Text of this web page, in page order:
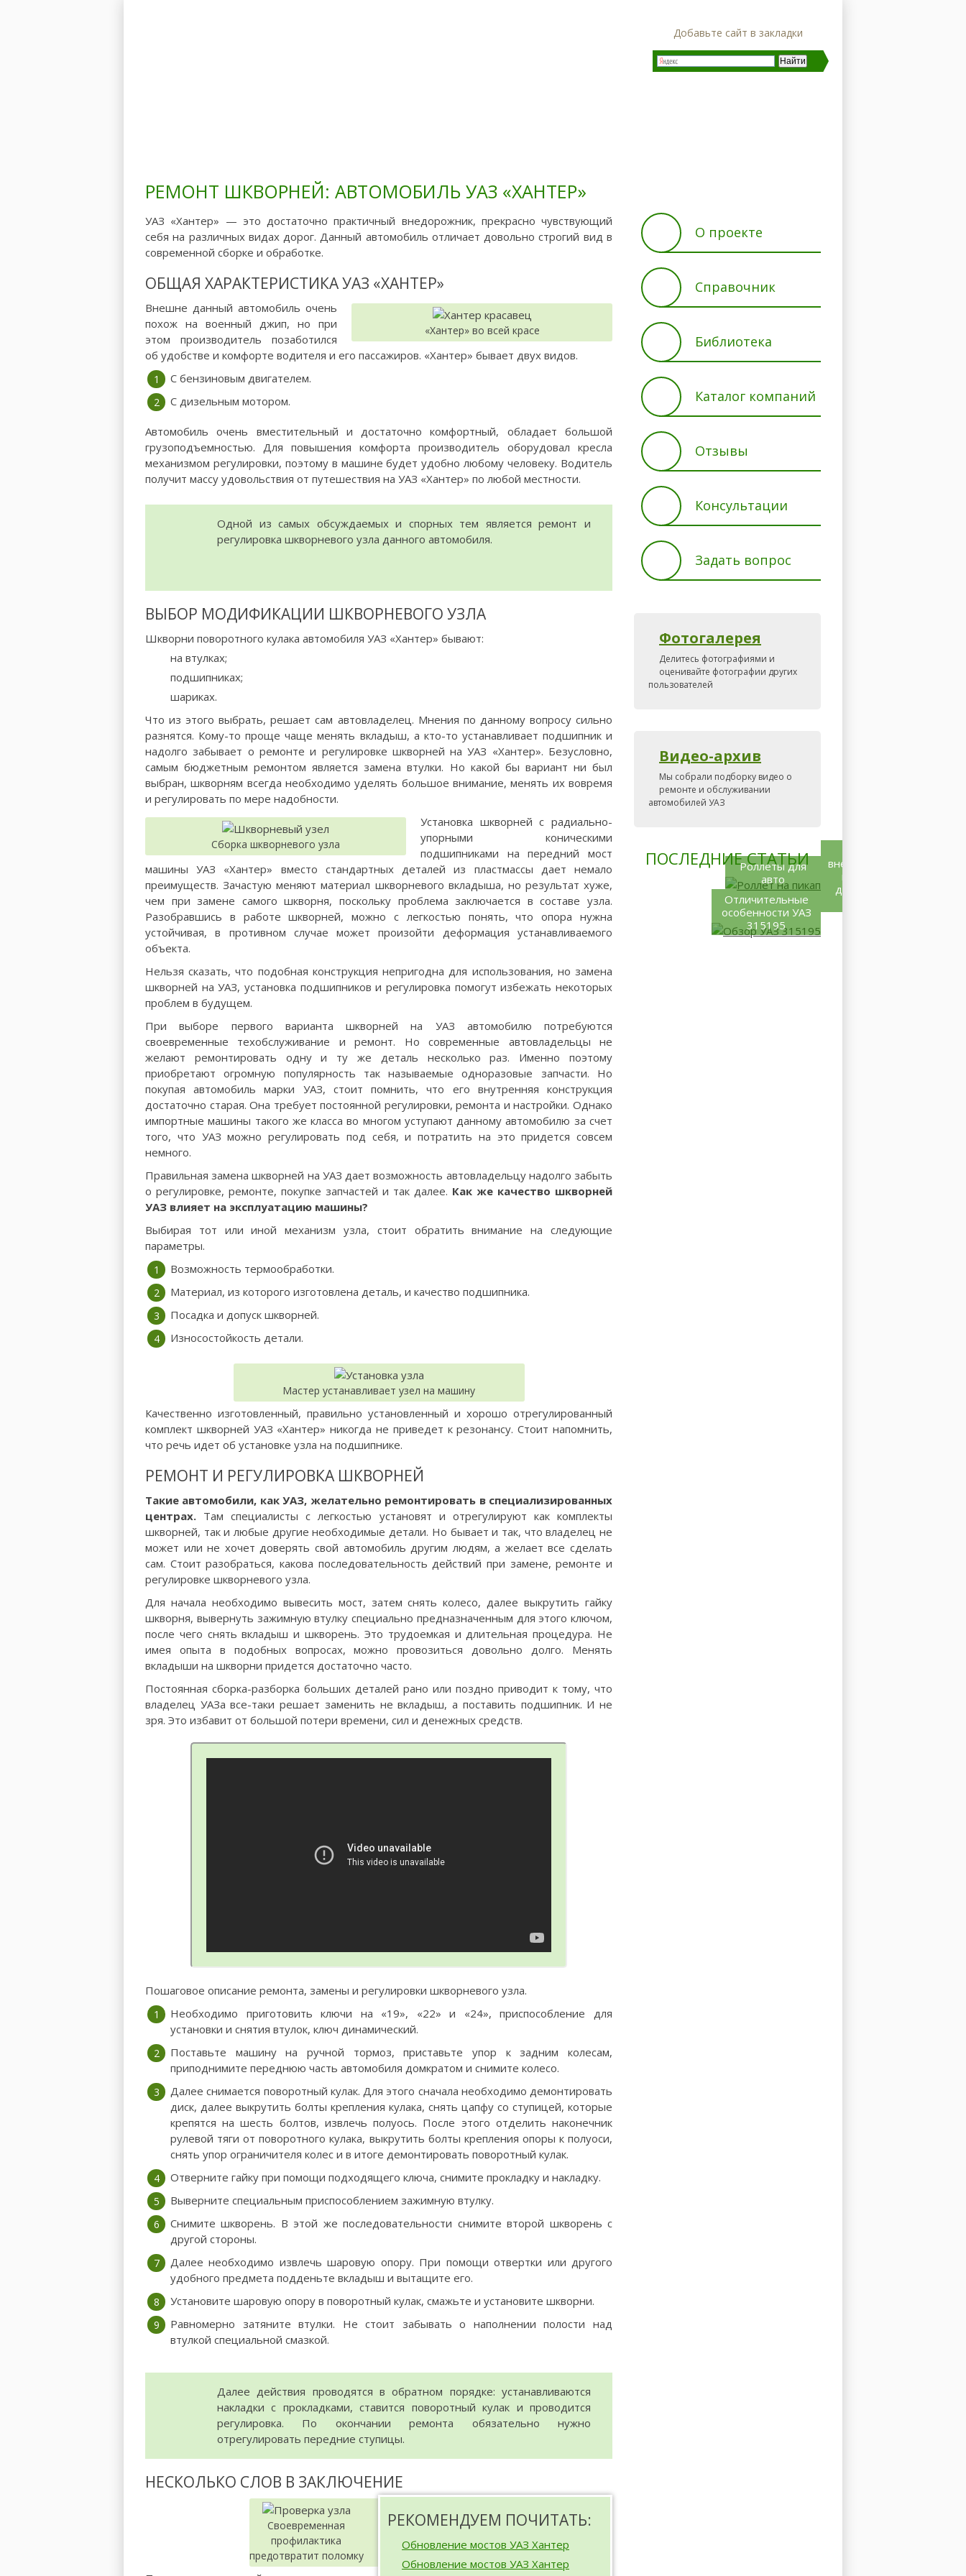
Добавьте сайт в закладки
РЕМОНТ ШКВОРНЕЙ: АВТОМОБИЛЬ УАЗ «ХАНТЕР»
УАЗ «Хантер» — это достаточно практичный внедорожник, прекрасно чувствующий
себя на различных видах дорог. Данный автомобиль отличает довольно строгий вид в
современной сборке и обработке.
ОБЩАЯ ХАРАКТЕРИСТИКА УАЗ «ХАНТЕР»
«Хантер» во всей красе
Внешне данный автомобиль очень
похож на военный джип, но при
этом производитель позаботился
об удобстве и комфорте водителя и его пассажиров. «Хантер» бывает двух видов.
С бензиновым двигателем.
С дизельным мотором.
Автомобиль очень вместительный и достаточно комфортный, обладает большой
грузоподъемностью. Для повышения комфорта производитель оборудовал кресла
механизмом регулировки, поэтому в машине будет удобно любому человеку. Водитель
получит массу удовольствия от путешествия на УАЗ «Хантер» по любой местности.
Одной из самых обсуждаемых и спорных тем является ремонт и
регулировка шкворневого узла данного автомобиля.
ВЫБОР МОДИФИКАЦИИ ШКВОРНЕВОГО УЗЛА
Шкворни поворотного кулака автомобиля УАЗ «Хантер» бывают:
на втулках;
подшипниках;
шариках.
Что из этого выбрать, решает сам автовладелец. Мнения по данному вопросу сильно
разнятся. Кому-то проще чаще менять вкладыш, а кто-то устанавливает подшипник и
надолго забывает о ремонте и регулировке шкворней на УАЗ «Хантер». Безусловно,
самым бюджетным ремонтом является замена втулки. Но какой бы вариант ни был
выбран, шкворням всегда необходимо уделять большое внимание, менять их вовремя
и регулировать по мере надобности.
Сборка шкворневого узла
Установка шкворней с радиально-
упорными коническими
подшипниками на передний мост
машины УАЗ «Хантер» вместо стандартных деталей из пластмассы дает немало
преимуществ. Зачастую меняют материал шкворневого вкладыша, но результат хуже,
чем при замене самого шкворня, поскольку проблема заключается в составе узла.
Разобравшись в работе шкворней, можно с легкостью понять, что опора нужна
устойчивая, в противном случае может произойти деформация устанавливаемого
объекта.
Нельзя сказать, что подобная конструкция непригодна для использования, но замена
шкворней на УАЗ, установка подшипников и регулировка помогут избежать некоторых
проблем в будущем.
При выборе первого варианта шкворней на УАЗ автомобилю потребуются
своевременные техобслуживание и ремонт. Но современные автовладельцы не
желают ремонтировать одну и ту же деталь несколько раз. Именно поэтому
приобретают огромную популярность так называемые одноразовые запчасти. Но
покупая автомобиль марки УАЗ, стоит помнить, что его внутренняя конструкция
достаточно старая. Она требует постоянной регулировки, ремонта и настройки. Однако
импортные машины такого же класса во многом уступают данному автомобилю за счет
того, что УАЗ можно регулировать под себя, и потратить на это придется совсем
немного.
Правильная замена шкворней на УАЗ дает возможность автовладельцу надолго забыть
о регулировке, ремонте, покупке запчастей и так далее. Как же качество шкворней
УАЗ влияет на эксплуатацию машины?
Выбирая тот или иной механизм узла, стоит обратить внимание на следующие
параметры.
Возможность термообработки.
Материал, из которого изготовлена деталь, и качество подшипника.
Посадка и допуск шкворней.
Износостойкость детали.
Мастер устанавливает узел на машину
Качественно изготовленный, правильно установленный и хорошо отрегулированный
комплект шкворней УАЗ «Хантер» никогда не приведет к резонансу. Стоит напомнить,
что речь идет об установке узла на подшипнике.
РЕМОНТ И РЕГУЛИРОВКА ШКВОРНЕЙ
Такие автомобили, как УАЗ, желательно ремонтировать в специализированных
центрах. Там специалисты с легкостью установят и отрегулируют как комплекты
шкворней, так и любые другие необходимые детали. Но бывает и так, что владелец не
может или не хочет доверять свой автомобиль другим людям, а желает все сделать
сам. Стоит разобраться, какова последовательность действий при замене, ремонте и
регулировке шкворневого узла.
Для начала необходимо вывесить мост, затем снять колесо, далее выкрутить гайку
шкворня, вывернуть зажимную втулку специально предназначенным для этого ключом,
после чего снять вкладыш и шкворень. Это трудоемкая и длительная процедура. Не
имея опыта в подобных вопросах, можно провозиться довольно долго. Менять
вкладыши на шкворни придется достаточно часто.
Постоянная сборка-разборка больших деталей рано или поздно приводит к тому, что
владелец УАЗа все-таки решает заменить не вкладыш, а поставить подшипник. И не
зря. Это избавит от большой потери времени, сил и денежных средств.
Пошаговое описание ремонта, замены и регулировки шкворневого узла.
Необходимо приготовить ключи на «19», «22» и «24», приспособление для
установки и снятия втулок, ключ динамический.
Поставьте машину на ручной тормоз, приставьте упор к задним колесам,
приподнимите переднюю часть автомобиля домкратом и снимите колесо.
Далее снимается поворотный кулак. Для этого сначала необходимо демонтировать
диск, далее выкрутить болты крепления кулака, снять цапфу со ступицей, которые
крепятся на шесть болтов, извлечь полуось. После этого отделить наконечник
рулевой тяги от поворотного кулака, выкрутить болты крепления опоры к полуоси,
снять упор ограничителя колес и в итоге демонтировать поворотный кулак.
Отверните гайку при помощи подходящего ключа, снимите прокладку и накладку.
Выверните специальным приспособлением зажимную втулку.
Снимите шкворень. В этой же последовательности снимите второй шкворень с
другой стороны.
Далее необходимо извлечь шаровую опору. При помощи отвертки или другого
удобного предмета подденьте вкладыш и вытащите его.
Установите шаровую опору в поворотный кулак, смажьте и установите шкворни.
Равномерно затяните втулки. Не стоит забывать о наполнении полости над
втулкой специальной смазкой.
Далее действия проводятся в обратном порядке: устанавливаются
накладки с прокладками, ставится поворотный кулак и проводится
регулировка. По окончании ремонта обязательно нужно
отрегулировать передние ступицы.
НЕСКОЛЬКО СЛОВ В ЗАКЛЮЧЕНИЕ
РЕКОМЕНДУЕМ ПОЧИТАТЬ:
Обновление мостов УАЗ Хантер
Обновление мостов УАЗ Хантер
Своевременная
профилактика
предотвратит поломку
О проекте
Справочник
Библиотека
Каталог компаний
Отзывы
Консультации
Задать вопрос
Фотогалерея
Делитесь фотографиями и
оценивайте фотографии других
пользователей
Видео-архив
Мы собрали подборку видео о
ремонте и обслуживании
автомобилей УАЗ
ПОСЛЕДНИЕ СТАТЬИ
Роллеты для
авто
внедорожник
купить –
дело не из
Отличительные
особенности УАЗ
315195